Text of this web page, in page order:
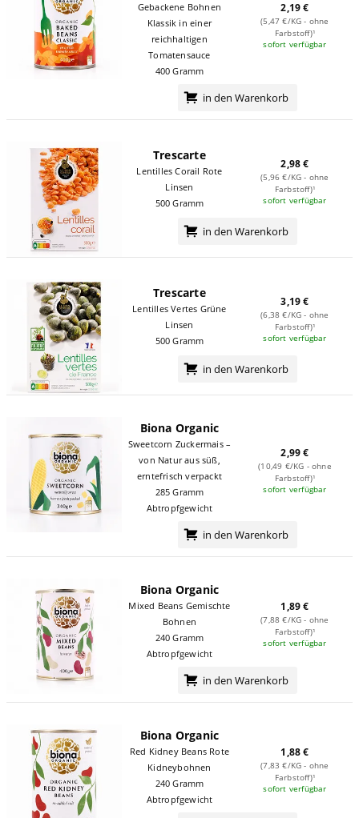
Gebackene Bohnen
Klassik in einer
reichhaltigen
Tomatensauce
400 Gramm
2,19 €
(5,47 €/KG - ohne
Farbstoff)¹
sofort verfügbar
in den Warenkorb
Trescarte
Lentilles Corail Rote
Linsen
500 Gramm
2,98 €
(5,96 €/KG - ohne
Farbstoff)¹
sofort verfügbar
in den Warenkorb
Trescarte
Lentilles Vertes Grüne
Linsen
500 Gramm
3,19 €
(6,38 €/KG - ohne
Farbstoff)¹
sofort verfügbar
in den Warenkorb
Biona Organic
Sweetcorn Zuckermais –
von Natur aus süß,
erntefrisch verpackt
285 Gramm
Abtropfgewicht
2,99 €
(10,49 €/KG - ohne
Farbstoff)¹
sofort verfügbar
in den Warenkorb
Biona Organic
Mixed Beans Gemischte
Bohnen
240 Gramm
Abtropfgewicht
1,89 €
(7,88 €/KG - ohne
Farbstoff)¹
sofort verfügbar
in den Warenkorb
Biona Organic
Red Kidney Beans Rote
Kidneybohnen
240 Gramm
Abtropfgewicht
1,88 €
(7,83 €/KG - ohne
Farbstoff)¹
sofort verfügbar